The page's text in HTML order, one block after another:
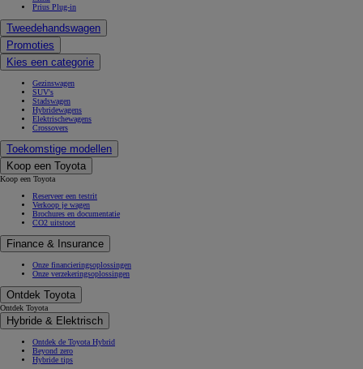
Prius Plug-in
Tweedehandswagen
Promoties
Kies een categorie
Gezinswagen
SUV's
Stadswagen
Hybridewagens
Elektrischewagens
Crossovers
Toekomstige modellen
Koop een Toyota
Koop een Toyota
Reserveer een testrit
Verkoop je wagen
Brochures en documentatie
CO2 uitstoot
Finance & Insurance
Onze financieringsoplossingen
Onze verzekeringsoplossingen
Ontdek Toyota
Ontdek Toyota
Hybride & Elektrisch
Ontdek de Toyota Hybrid
Beyond zero
Hybride tips